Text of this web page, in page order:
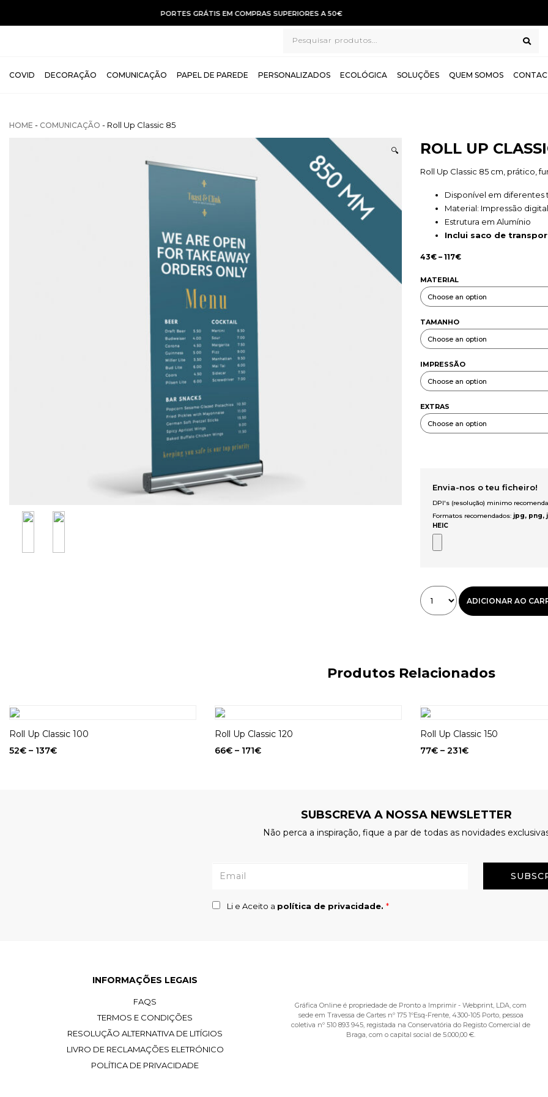
COVID DECORAÇÃO COMUNICAÇÃO PAPEL DE PAREDE PERSONALIZADOS ECOLÓGICA SOLUÇÕES QUEM SOMOS
HOME - COMUNICAÇÃO - Roll Up Classic 85
🔍 ROLL UP
Roll Up Classic 85 cm, prático,
Disponível em diferentes
Material: Impressão
Estrutura em Alumínio
Inclui saco de
43€ – 117€
MATERIAL
TAMANHO
IMPRESSÃO
EXTRAS
Envia-nos o teu ficheiro!
DPI's (resolução) minimo
Formatos recomendados: jpg, png,
HEIC
ADICIONAR AO
Produtos Relacionados
Roll Up Classic 100
52€ – 137€
Roll Up Classic 120
66€ – 171€
Roll Up Classic 150
77€ – 231€
SUBSCREVA A NOSSA NEWSLETTER
Não perca a inspiração, fique a par de todas as novidades
Li e Aceito a política de privacidade. *
INFORMAÇÕES LEGAIS
FAQS
TERMOS E CONDIÇÕES
RESOLUÇÃO ALTERNATIVA DE LITÍGIOS
LIVRO DE RECLAMAÇÕES ELETRÓNICO
POLÍTICA DE PRIVACIDADE
Gráfica Online é propriedade de Pronto a Imprimir - Webprint, LDA, com
sede em Travessa de Cartes nº 175 1ºEsq-Frente, 4300-105 Porto, pessoa
coletiva nº 510 893 945, registada na Conservatória do Registo Comercial de
Braga, com o capital social de 5.000,00 €.